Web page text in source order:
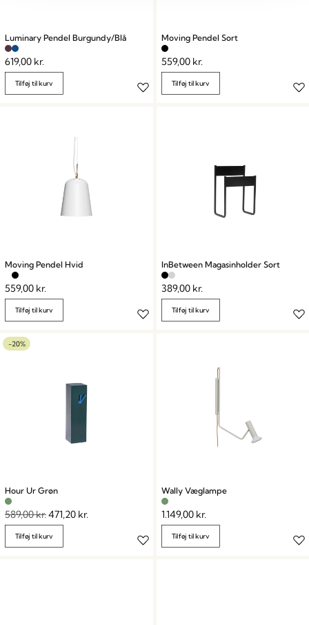
Luminary Pendel Burgundy/Blå
619,00 kr.
Tilføj til kurv
Moving Pendel Sort
559,00 kr.
Tilføj til kurv
Moving Pendel Hvid
559,00 kr.
Tilføj til kurv
InBetween Magasinholder Sort
389,00 kr.
Tilføj til kurv
-20%
Hour Ur Grøn
589,00kr.471,20 kr.
Tilføj til kurv
Wally Væglampe
1.149,00 kr.
Tilføj til kurv